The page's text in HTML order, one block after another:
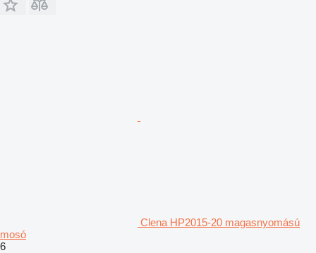
Clena HP2015-20 magasnyomású
mosó
6